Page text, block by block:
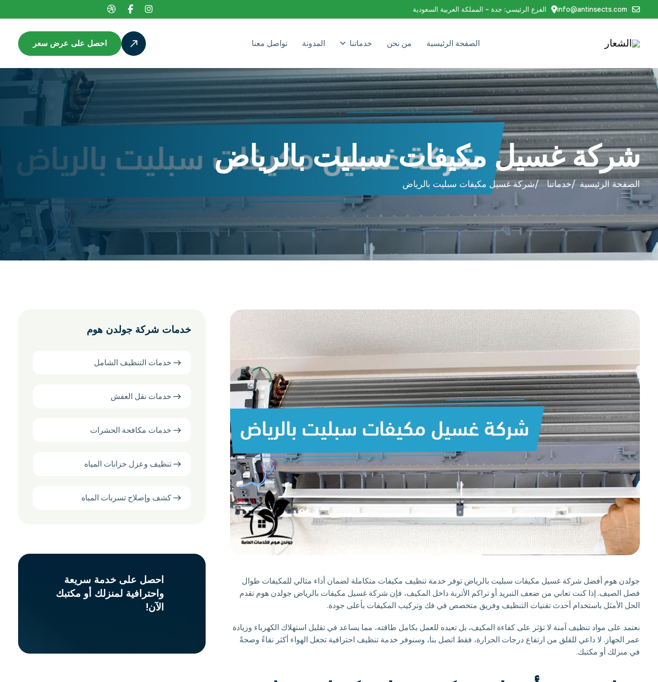
info@antinsects.com الفرع الرئيسي: جدة – المملكة العربية السعودية
الصفحة الرئيسية من نحن خدماتنا المدونة تواصل معنا احصل على عرض سعر
شركة غسيل مكيفات سبليت بالرياض
الصفحة الرئيسية خدماتنا شركة غسيل مكيفات سبليت بالرياض
جولدن هوم أفضل شركة غسيل مكيفات سبليت بالرياض توفر خدمة تنظيف مكيفات متكاملة لضمان أداء مثالي للمكيفات طوال
فصل الصيف. إذا كنت تعاني من ضعف التبريد أو تراكم الأتربة داخل المكيف، فإن شركة غسيل مكيفات بالرياض جولدن هوم تقدم
الحل الأمثل باستخدام أحدث تقنيات التنظيف وفريق متخصص في فك وتركيب المكيفات بأعلى جودة.
نعتمد على مواد تنظيف آمنة لا تؤثر على كفاءة المكيف، بل تعيده للعمل بكامل طاقته، مما يساعد في تقليل استهلاك الكهرباء وزيادة
عمر الجهاز. لا داعي للقلق من ارتفاع درجات الحرارة، فقط اتصل بنا، وسنوفر خدمة تنظيف احترافية تجعل الهواء أكثر نقاءً وصحةً
في منزلك أو مكتبك.
خدمات شركة جولدن هوم
خدمات التنظيف الشامل
خدمات نقل العفش
خدمات مكافحة الحشرات
تنظيف وعزل خزانات المياه
كشف وإصلاح تسربات المياه
احصل على خدمة سريعة
واحترافية لمنزلك أو مكتبك
الآن!